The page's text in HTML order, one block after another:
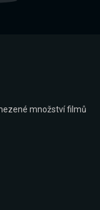
množství filmů